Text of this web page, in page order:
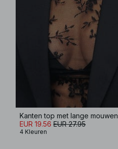
Kanten top met lange mouwen
EUR 19.56 EUR 27.95
4 Kleuren